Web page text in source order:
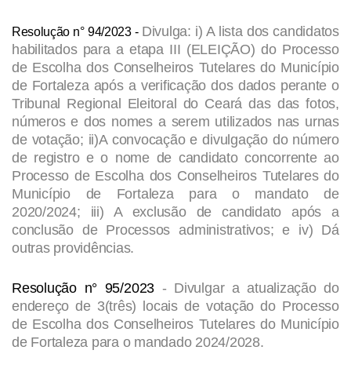
Resolução n° 94/2023- Divulga: i) A lista dos candidatos
habilitados para a etapa III (ELEIÇÃO) do Processo
de Escolha dos Conselheiros Tutelares do Município
de Fortaleza após a verificação dos dados perante o
Tribunal Regional Eleitoral do Ceará das das fotos,
números e dos nomes a serem utilizados nas urnas
de votação; ii)A convocação e divulgação do número
de registro e o nome de candidato concorrente ao
Processo de Escolha dos Conselheiros Tutelares do
Município de Fortaleza para o mandato de
2020/2024; iii) A exclusão de candidato após a
conclusão de Processos administrativos; e iv) Dá
outras providências.
Resolução n° 95/2023 - Divulgar a atualização do
endereço de 3(três) locais de votação do Processo
de Escolha dos Conselheiros Tutelares do Município
de Fortaleza para o mandado 2024/2028.